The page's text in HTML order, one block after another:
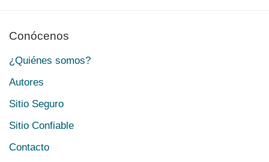
Conócenos
¿Quiénes somos?
Autores
Sitio Seguro
Sitio Confiable
Contacto